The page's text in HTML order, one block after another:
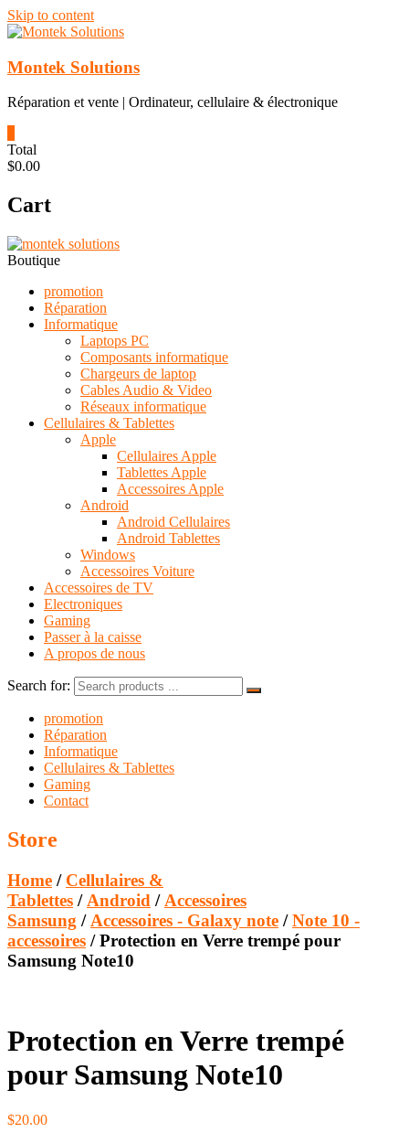
Skip to content
Montek Solutions
Réparation et vente | Ordinateur, cellulaire & électronique
Total
$0.00
Cart
Boutique
promotion
Réparation
Informatique
Laptops PC
Composants informatique
Chargeurs de laptop
Cables Audio & Video
Réseaux informatique
Cellulaires & Tablettes
Apple
Cellulaires Apple
Tablettes Apple
Accessoires Apple
Android
Android Cellulaires
Android Tablettes
Windows
Accessoires Voiture
Accessoires de TV
Electroniques
Gaming
Passer à la caisse
A propos de nous
Search for:
promotion
Réparation
Informatique
Cellulaires & Tablettes
Gaming
Contact
Store
Home / Cellulaires &
Tablettes / Android / Accessoires
Samsung / Accessoires - Galaxy note /Note 10 -
accessoires / Protection en Verre trempé pour
Samsung Note10
Protection en Verre trempé
pour Samsung Note10
$20.00